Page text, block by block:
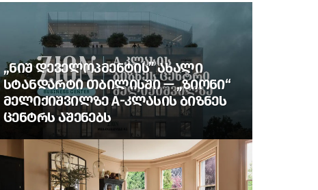
„ᲜᲘᲨ ᲓᲔᲕᲔᲚᲝᲞᲛᲔᲜᲢᲘᲡ” ᲐᲮᲐᲚᲘ
ᲡᲢᲐᲜᲓᲐᲠᲢᲘ ᲗᲑᲘᲚᲘᲡᲨᲘ — „ᲖᲘᲝᲜᲘ“
ᲛᲔᲚᲘᲥᲘᲨᲕᲘᲚᲖᲔ A-ᲙᲚᲐᲡᲘᲡ ᲑᲘᲖᲜᲔᲡ
ᲪᲔᲜᲢᲠᲡ ᲐᲨᲔᲜᲔᲑᲡ